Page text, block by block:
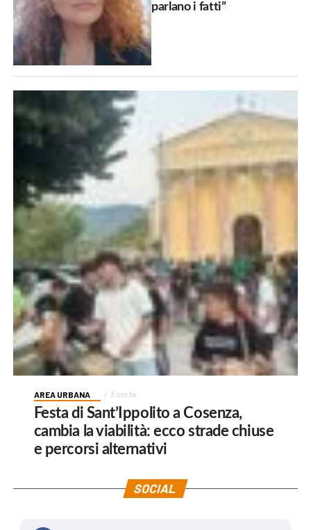
parlano i fatti”
AREA URBANA 3 ore fa
Festa di Sant’Ippolito a Cosenza,
cambia la viabilità: ecco strade chiuse
e percorsi alternativi
SOCIAL